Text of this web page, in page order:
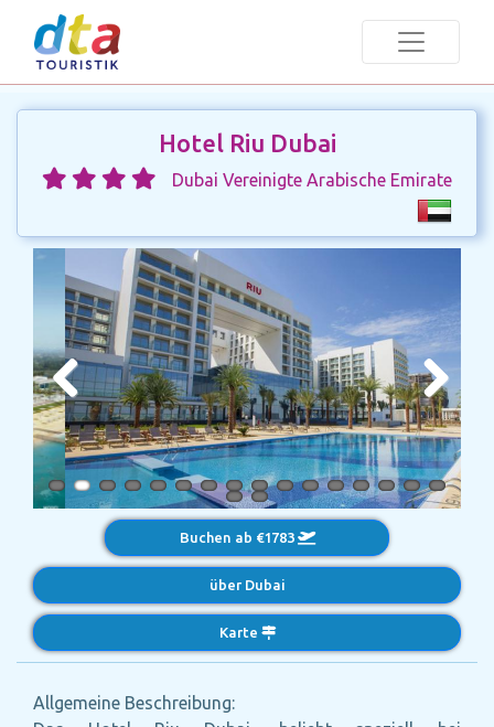
Hotel Riu Dubai
Dubai Vereinigte Arabische Emirate
Previous Next
Buchen ab €1783
über Dubai
Karte
Allgemeine Beschreibung: